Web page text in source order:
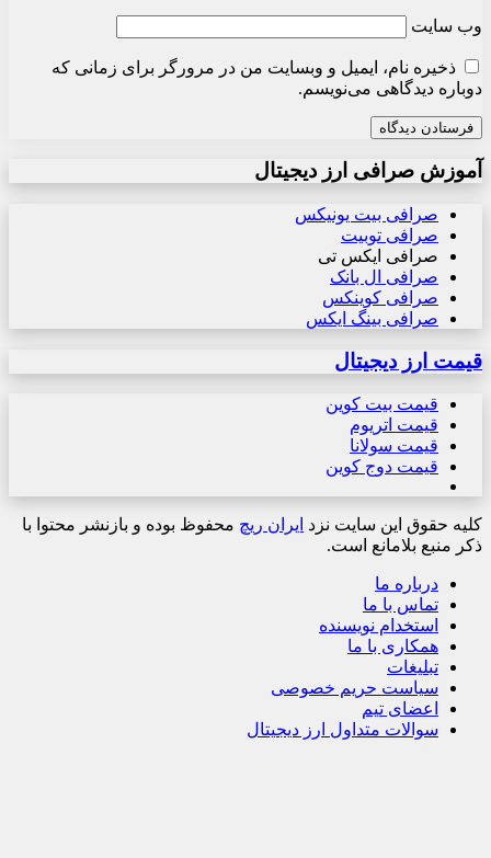
وب‌ سایت
ذخیره نام، ایمیل و وبسایت من در مرورگر برای زمانی که
دوباره دیدگاهی می‌نویسم.
آموزش صرافی ارز دیجیتال
صرافی بیت یونیکس
صرافی توبیت
صرافی ایکس تی
صرافی ال بانک
صرافی کوینکس
صرافی بینگ ایکس
قیمت ارز دیجیتال
قیمت بیت کوین
قیمت اتریوم
قیمت سولانا
قیمت دوج کوین
کلیه حقوق این سایت نزد ایران ریچ محفوظ بوده و بازنشر محتوا با
ذکر منبع بلامانع است.
درباره ما
تماس با ما
استخدام نویسنده
همکاری با ما
تبلیغات
سیاست حریم خصوصی
اعضای تیم
سوالات متداول ارز دیجیتال